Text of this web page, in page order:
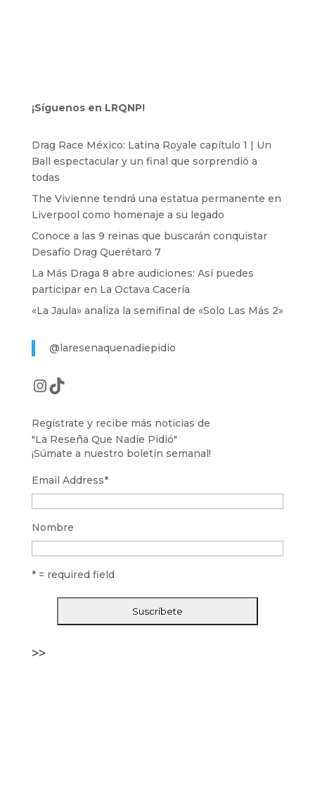
¡Síguenos en LRQNP!
Drag Race México: Latina Royale capítulo 1 | Un
Ball espectacular y un final que sorprendió a
todas
The Vivienne tendrá una estatua permanente en
Liverpool como homenaje a su legado
Conoce a las 9 reinas que buscarán conquistar
Desafío Drag Querétaro 7
La Más Draga 8 abre audiciones: Así puedes
participar en La Octava Cacería
«La Jaula» analiza la semifinal de «Solo Las Más 2»
@laresenaquenadiepidio
Instagram
TikTok
Regístrate y recibe más noticias de
"La Reseña Que Nadie Pidió"
¡Súmate a nuestro boletín semanal!
Email Address*
Nombre
* = required field
>>